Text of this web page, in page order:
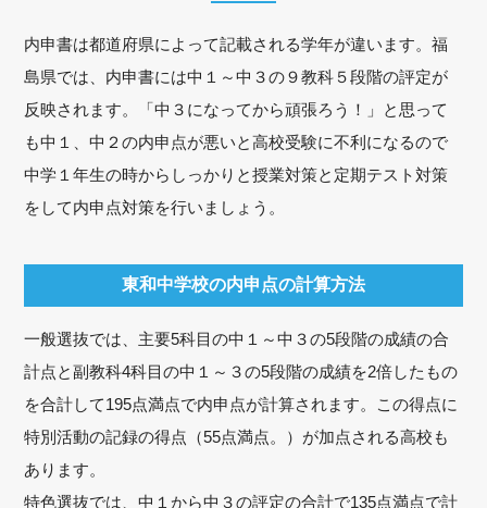
内申書は都道府県によって記載される学年が違います。福
島県では、内申書には中１～中３の９教科５段階の評定が
反映されます。「中３になってから頑張ろう！」と思って
も中１、中２の内申点が悪いと高校受験に不利になるので
中学１年生の時からしっかりと授業対策と定期テスト対策
をして内申点対策を行いましょう。
東和中学校の内申点の計算方法
一般選抜では、主要5科目の中１～中３の5段階の成績の合
計点と副教科4科目の中１～３の5段階の成績を2倍したもの
を合計して195点満点で内申点が計算されます。この得点に
特別活動の記録の得点（55点満点。）が加点される高校も
あります。
特色選抜では、中１から中３の評定の合計で135点満点で計